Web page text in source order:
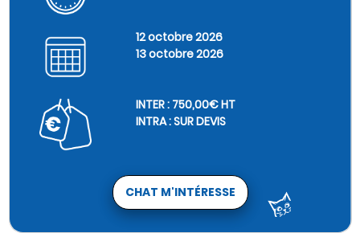
12 octobre 2026
13 octobre 2026
INTER : 750,00€ HT
INTRA : SUR DEVIS
CHAT M'INTÉRESSE